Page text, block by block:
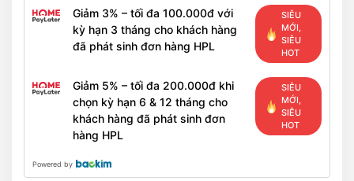
Giảm 3% – tối đa 100.000đ với
kỳ hạn 3 tháng cho khách hàng
đã phát sinh đơn hàng HPL
SIÊU
MỚI,
SIÊU
HOT
Giảm 5% – tối đa 200.000đ khi
chọn kỳ hạn 6 & 12 tháng cho
khách hàng đã phát sinh đơn
hàng HPL
SIÊU
MỚI,
SIÊU
HOT
Powered by